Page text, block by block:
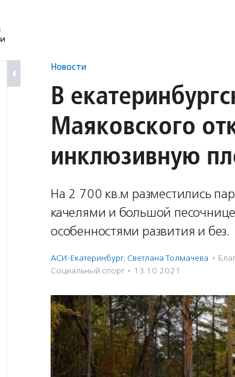
Новости
В
Маяковского
инклюзивную
На 2 700 кв.м разместились
качелями и большой
особенностями развития и без.
АСИ-Екатеринбург, Светлана Толмачева ·
Социальный спорт · 13.10.2021